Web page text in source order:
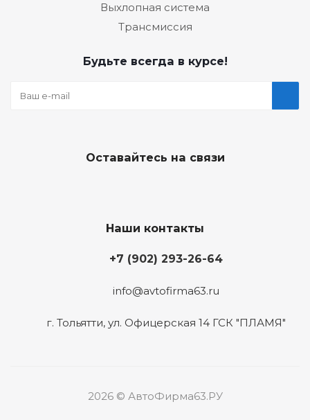
Выхлопная система
Трансмиссия
Будьте всегда в курсе!
Оставайтесь на связи
Наши контакты
+7 (902) 293-26-64
info@avtofirma63.ru
г. Тольятти, ул. Офицерская 14 ГСК "ПЛАМЯ"
2026 © АвтоФирма63.РУ